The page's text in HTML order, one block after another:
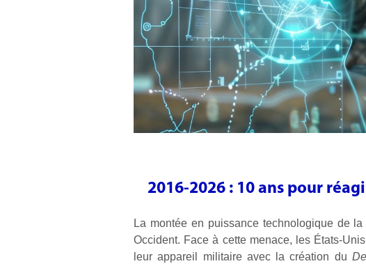
2016-2026 : 10 ans pour
La montée en puissance technologique de
Occident. Face à cette menace, les États-
leur appareil militaire avec la création du